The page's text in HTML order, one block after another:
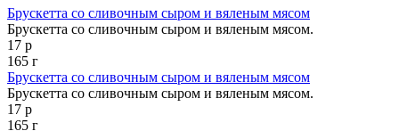
Брускетта со сливочным сыром и вяленым мясом
Брускетта со сливочным сыром и вяленым мясом.
17 р
165 г
Брускетта со сливочным сыром и вяленым мясом
Брускетта со сливочным сыром и вяленым мясом.
17 р
165 г